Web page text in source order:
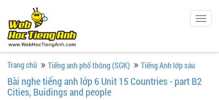
Trang chủ Tiếng anh phổ thông (SGK) Tiếng Anh lớp sáu
Bài nghe tiếng anh lớp 6 Unit 15 Countries - part B2
Cities, Buidings and people